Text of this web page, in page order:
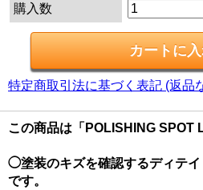
購入数
特定商取引法に基づく表記 (返品
この商品は「POLISHING SPOT
◯塗装のキズを確認するディテ
です。